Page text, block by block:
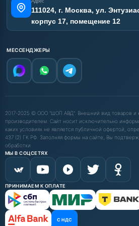
111024, г. Москва, ул.
корпус 17, помещение 12
МЕССЕНДЖЕРЫ
2017-2025 © ООО "ШОП АВД". Внешний вид товаров и
производителем. Сайт носит исключительно
каких условиях не является публичной офертой,
437 (2) ГК РФ. Заполняя формы на сайте, Вы
обработки.
МЫ В СОЦСЕТЯХ
ПРИНИМАЕМ К ОПЛАТЕ
С НДС